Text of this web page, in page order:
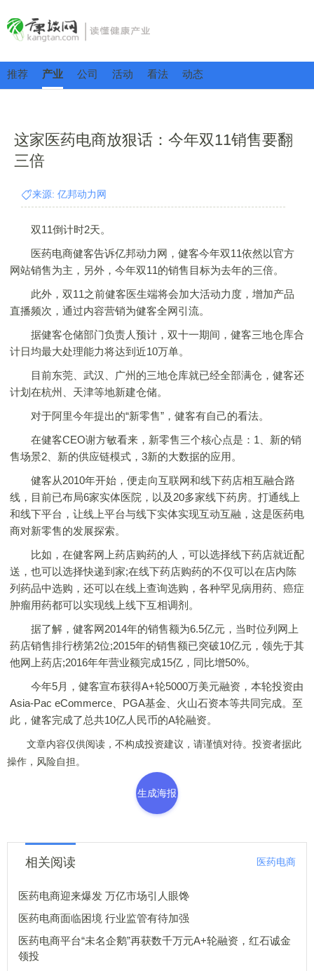
推荐 产业 公司 活动 看法 动态
这家医药电商放狠话：今年双11销售要翻
三倍
来源: 亿邦动力网
双11倒计时2天。
医药电商健客告诉亿邦动力网，健客今年双11依然以官方
网站销售为主，另外，今年双11的销售目标为去年的三倍。
此外，双11之前健客医生端将会加大活动力度，增加产品
直播频次，通过内容营销为健客全网引流。
据健客仓储部门负责人预计，双十一期间，健客三地仓库合
计日均最大处理能力将达到近10万单。
目前东莞、武汉、广州的三地仓库就已经全部满仓，健客还
计划在杭州、天津等地新建仓储。
对于阿里今年提出的“新零售”，健客有自己的看法。
在健客CEO谢方敏看来，新零售三个核心点是：1、新的销
售场景2、新的供应链模式，3新的大数据的应用。
健客从2010年开始，便走向互联网和线下药店相互融合路
线，目前已布局6家实体医院，以及20多家线下药房。打通线上
和线下平台，让线上平台与线下实体实现互动互融，这是医药电
商对新零售的发展探索。
比如，在健客网上药店购药的人，可以选择线下药店就近配
送，也可以选择快递到家;在线下药店购药的不仅可以在店内陈
列药品中选购，还可以在线上查询选购，各种罕见病用药、癌症
肿瘤用药都可以实现线上线下互相调剂。
据了解，健客网2014年的销售额为6.5亿元，当时位列网上
药店销售排行榜第2位;2015年的销售额已突破10亿元，领先于其
他网上药店;2016年年营业额完成15亿，同比增50%。
今年5月，健客宣布获得A+轮5000万美元融资，本轮投资由
Asia-Pac eCommerce、PGA基金、火山石资本等共同完成。至
此，健客完成了总共10亿人民币的A轮融资。
文章内容仅供阅读，不构成投资建议，请谨慎对待。投资者据此
操作，风险自担。
生成海报
相关阅读 医药电商
医药电商迎来爆发 万亿市场引人眼馋
医药电商面临困境 行业监管有待加强
医药电商平台“未名企鹅”再获数千万元A+轮融资，红石诚金
领投